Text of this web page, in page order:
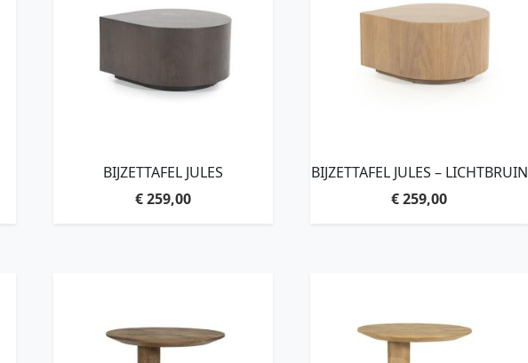
BIJZETTAFEL JULES
€259,00
BIJZETTAFEL JULES – LICHTBRUIN
€259,00